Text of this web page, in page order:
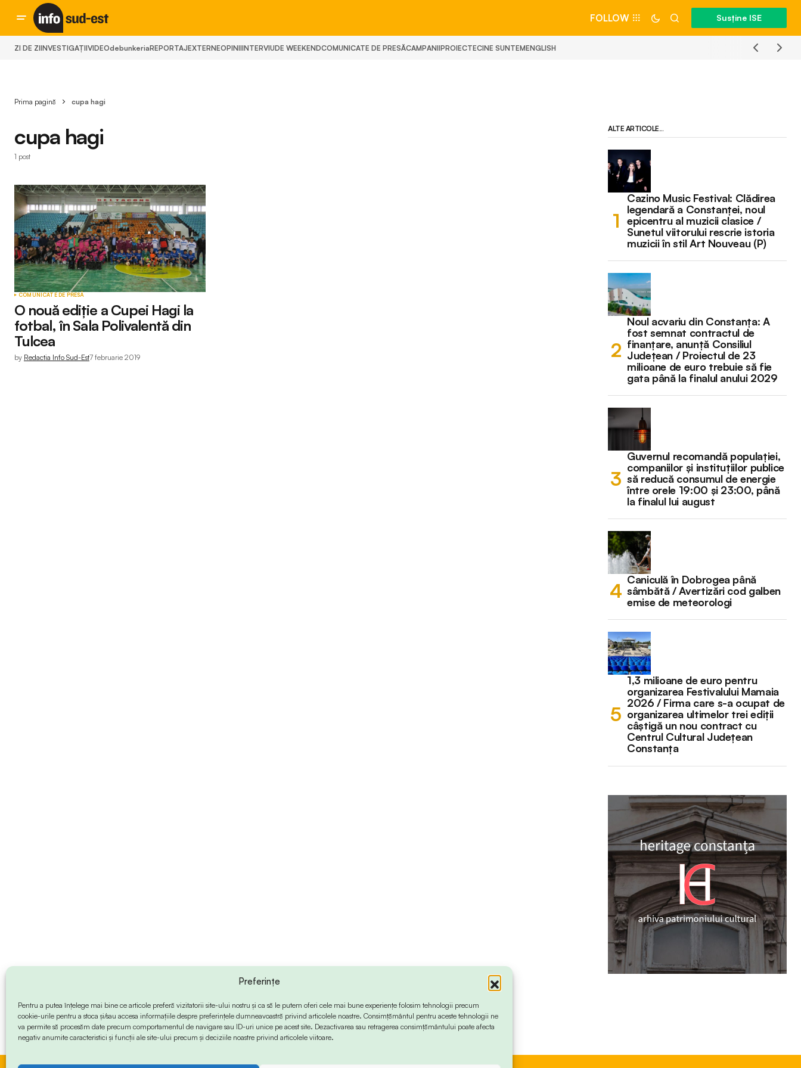
Preferințe
Pentru a putea înțelege mai bine ce articole preferă vizitatorii site-ului nostru și ca să le putem oferi cele mai bune experiențe folosim tehnologii precum
cookie-urile pentru a stoca și/sau accesa informațiile despre preferințele dumneavoastră privind articolele noastre. Consimțământul pentru aceste tehnologii ne
va permite să procesăm date precum comportamentul de navigare sau ID-uri unice pe acest site. Dezactivarea sau retragerea consimțământului poate afecta
negativ anumite caracteristici și funcții ale site-ului precum și deciziile noastre privind articolele viitoare.
FOLLOW Susține ISE
ZI DE ZIINVESTIGAȚIIVIDEOdebunkeriaREPORTAJEXTERNEOPINIIINTERVIUDE WEEKENDCOMUNICATE DE PRESĂCAMPANIIPROIECTECINE SUNTEMENGLISH
Prima pagină cupa hagi
cupa hagi
1 post
COMUNICATE DE PRESĂ
O nouă ediție a Cupei Hagi la
fotbal, în Sala Polivalentă din
Tulcea
by Redactia Info Sud-Est7 februarie 2019
ALTE ARTICOLE...
Cazino Music Festival: Clădirea
legendară a Constanței, noul
epicentru al muzicii clasice /
Sunetul viitorului rescrie istoria
muzicii în stil Art Nouveau (P)
Noul acvariu din Constanța: A
fost semnat contractul de
finanțare, anunță Consiliul
Județean / Proiectul de 23
milioane de euro trebuie să fie
gata până la finalul anului 2029
Guvernul recomandă populației,
companiilor și instituțiilor publice
să reducă consumul de energie
între orele 19:00 și 23:00, până
la finalul lui august
Caniculă în Dobrogea până
sâmbătă / Avertizări cod galben
emise de meteorologi
1,3 milioane de euro pentru
organizarea Festivalului Mamaia
2026 / Firma care s-a ocupat de
organizarea ultimelor trei ediții
câștigă un nou contract cu
Centrul Cultural Județean
Constanța